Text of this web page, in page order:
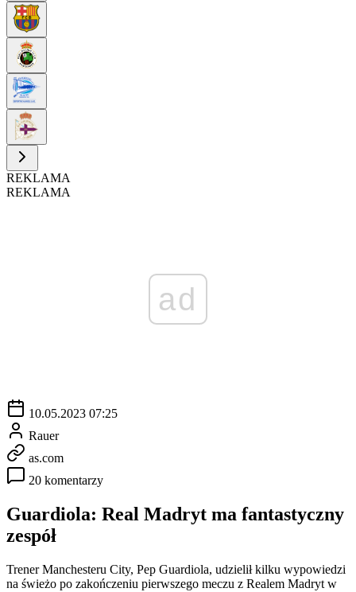
REKLAMA
REKLAMA
ad
10.05.2023 07:25
Rauer
as.com
20 komentarzy
Guardiola: Real Madryt ma fantastyczny
zespół
Trener Manchesteru City, Pep Guardiola, udzielił kilku wypowiedzi
na świeżo po zakończeniu pierwszego meczu z Realem Madryt w